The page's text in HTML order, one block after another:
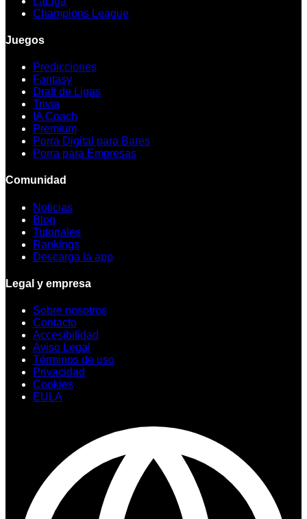
Champions League
Juegos
Predicciones
Fantasy
Draft de Ligas
Trivia
IA Coach
Premium
Porra Digital para Bares
Porra para Empresas
Comunidad
Noticias
Blog
Tutoriales
Rankings
Descarga la app
Legal y empresa
Sobre nosotros
Contacto
Accesibilidad
Aviso Legal
Términos de uso
Privacidad
Cookies
EULA